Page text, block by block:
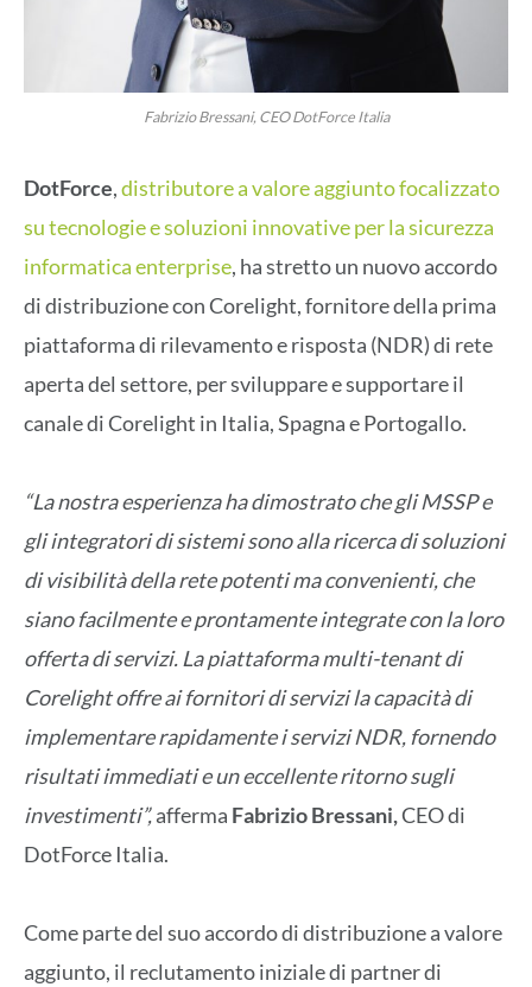
Fabrizio Bressani, CEO DotForce Italia
DotForce,distributore a valore aggiunto focalizzato
su tecnologie e soluzioni innovative per la sicurezza
informatica enterprise, ha stretto un nuovo accordo
di distribuzione con Corelight, fornitore della prima
piattaforma di rilevamento e risposta (NDR) di rete
aperta del settore, per sviluppare e supportare il
canale di Corelight in Italia, Spagna e Portogallo.
“La nostra esperienza ha dimostrato che gli MSSP e
gli integratori di sistemi sono alla ricerca di soluzioni
di visibilità della rete potenti ma convenienti, che
siano facilmente e prontamente integrate con la loro
offerta di servizi. La piattaforma multi-tenant di
Corelight offre ai fornitori di servizi la capacità di
implementare rapidamente i servizi NDR, fornendo
risultati immediati e un eccellente ritorno sugli
investimenti”,afferma Fabrizio Bressani,CEO di
DotForce Italia.
Come parte del suo accordo di distribuzione a valore
aggiunto, il reclutamento iniziale di partner di